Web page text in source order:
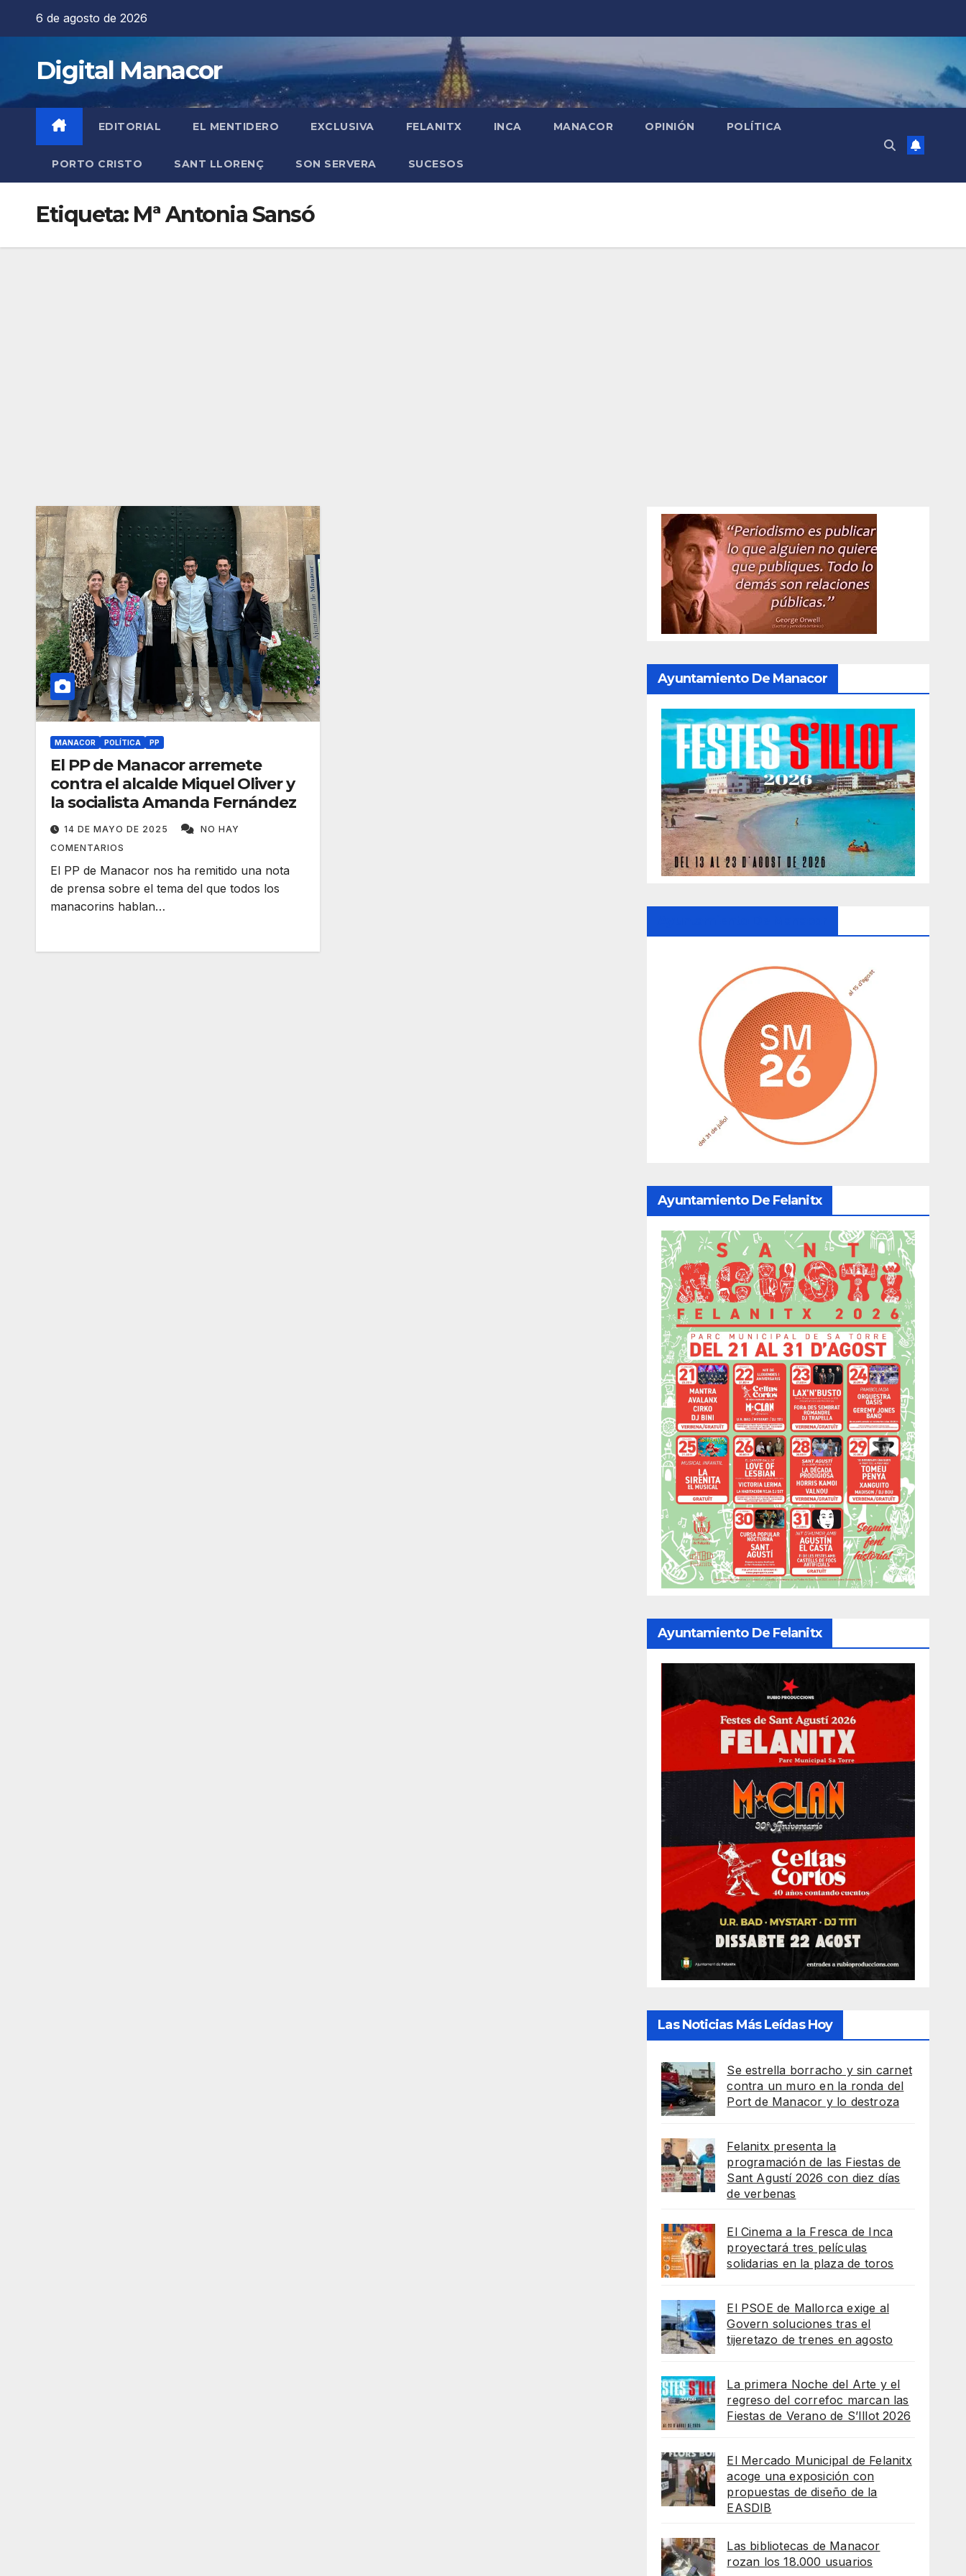
6 de agosto de 2026
Digital Manacor
EDITORIAL EL MENTIDERO EXCLUSIVA FELANITX INCA MANACOR OPINIÓN POLÍTICA
PORTO CRISTO SANT LLORENÇ SON SERVERA SUCESOS
Etiqueta: Mª Antonia Sansó
MANACOR POLÍTICA PP
El PP de Manacor arremete
contra el alcalde Miquel Oliver y
la socialista Amanda Fernández
14 DE MAYO DE 2025
NO HAY
COMENTARIOS
El PP de Manacor nos ha remitido una nota
de prensa sobre el tema del que todos los
manacorins hablan…
Ayuntamiento De Manacor
Ayuntamiento De Felanitx
Ayuntamiento De Felanitx
Las Noticias Más Leídas Hoy
Se estrella borracho y sin carnet
contra un muro en la ronda del
Port de Manacor y lo destroza
Felanitx presenta la
programación de las Fiestas de
Sant Agustí 2026 con diez días
de verbenas
El Cinema a la Fresca de Inca
proyectará tres películas
solidarias en la plaza de toros
El PSOE de Mallorca exige al
Govern soluciones tras el
tijeretazo de trenes en agosto
La primera Noche del Arte y el
regreso del correfoc marcan las
Fiestas de Verano de S’Illot 2026
El Mercado Municipal de Felanitx
acoge una exposición con
propuestas de diseño de la
EASDIB
Las bibliotecas de Manacor
rozan los 18.000 usuarios